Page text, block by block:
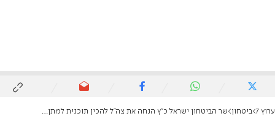
ערוץ 7 ביטחון שר הביטחון ישראל כ"ץ הנחה את צה"ל להכין תוכנית למתן אפשרות ליציאה מרצון לתושבי עזה